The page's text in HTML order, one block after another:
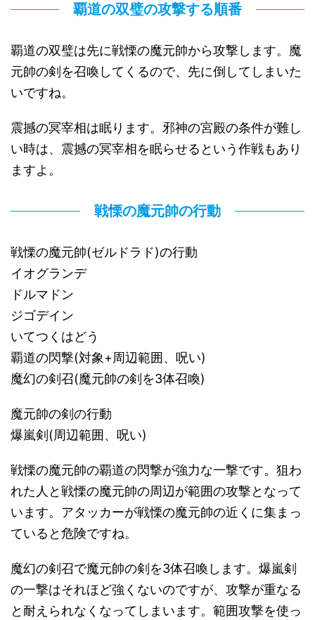
覇道の双璧の攻撃する順番
覇道の双璧は先に戦慄の魔元帥から攻撃します。魔
元帥の剣を召喚してくるので、先に倒してしまいた
いですね。
震撼の冥宰相は眠ります。邪神の宮殿の条件が難し
い時は、震撼の冥宰相を眠らせるという作戦もあり
ますよ。
戦慄の魔元帥の行動
戦慄の魔元帥(ゼルドラド)の行動
イオグランデ
ドルマドン
ジゴデイン
いてつくはどう
覇道の閃撃(対象+周辺範囲、呪い)
魔幻の剣召(魔元帥の剣を3体召喚)
魔元帥の剣の行動
爆嵐剣(周辺範囲、呪い)
戦慄の魔元帥の覇道の閃撃が強力な一撃です。狙わ
れた人と戦慄の魔元帥の周辺が範囲の攻撃となって
います。アタッカーが戦慄の魔元帥の近くに集まっ
ていると危険ですね。
魔幻の剣召で魔元帥の剣を3体召喚します。爆嵐剣
の一撃はそれほど強くないのですが、攻撃が重なる
と耐えられなくなってしまいます。範囲攻撃を使っ